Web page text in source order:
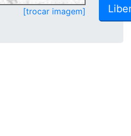
[trocar imagem]